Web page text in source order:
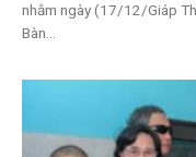
nhằm ngày (17/12/Giáp
Bàn...